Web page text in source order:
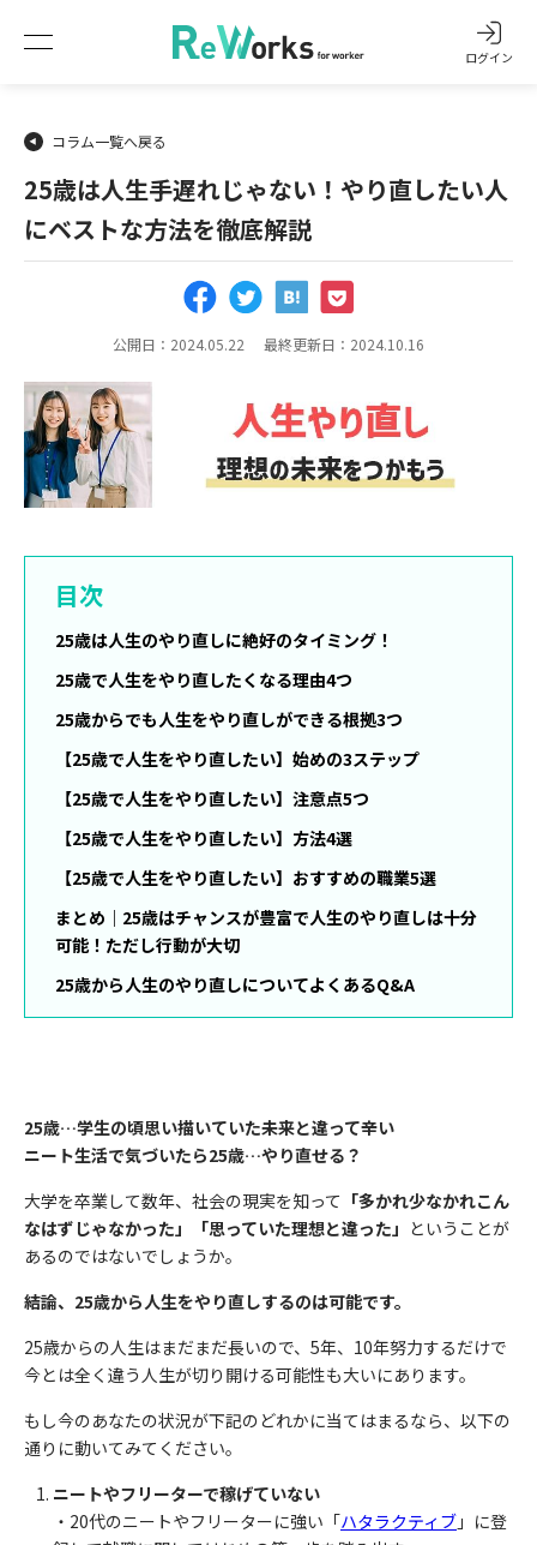
ログイン
コラム一覧へ戻る
25歳は人生手遅れじゃない！やり直したい人
にベストな方法を徹底解説
公開日：2024.05.22 最終更新日：2024.10.16
目次
25歳は人生のやり直しに絶好のタイミング！
25歳で人生をやり直したくなる理由4つ
25歳からでも人生をやり直しができる根拠3つ
【25歳で人生をやり直したい】始めの3ステップ
【25歳で人生をやり直したい】注意点5つ
【25歳で人生をやり直したい】方法4選
【25歳で人生をやり直したい】おすすめの職業5選
まとめ｜25歳はチャンスが豊富で人生のやり直しは十分
可能！ただし行動が大切
25歳から人生のやり直しについてよくあるQ&A
25歳…学生の頃思い描いていた未来と違って辛い
ニート生活で気づいたら25歳…やり直せる？
大学を卒業して数年、社会の現実を知って 「多かれ少なかれこん
なはずじゃなかった」「思っていた理想と違った」 ということが
あるのではないでしょうか。
結論、25歳から人生をやり直しするのは可能です。
25歳からの人生はまだまだ長いので、5年、10年努力するだけで
今とは全く違う人生が切り開ける可能性も大いにあります。
もし今のあなたの状況が下記のどれかに当てはまるなら、以下の
通りに動いてみてください。
ニートやフリーターで稼げていない
・20代のニートやフリーターに強い「ハタラクティブ 」に登